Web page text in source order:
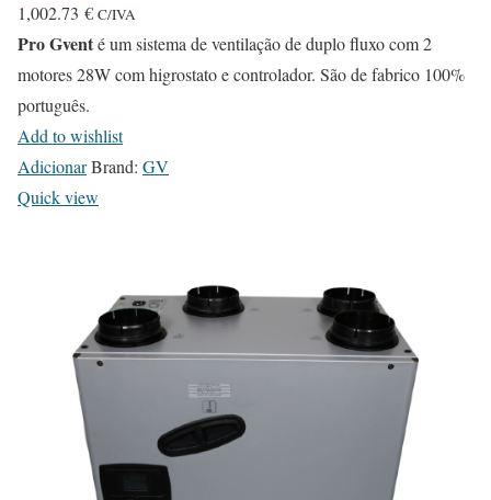
1,002.73 € C/IVA
Pro Gventé um sistema de ventilação de duplo fluxo com 2
motores 28W com higrostato e controlador. São de fabrico 100%
português.
Add to wishlist
AdicionarBrand: GV
Quick view